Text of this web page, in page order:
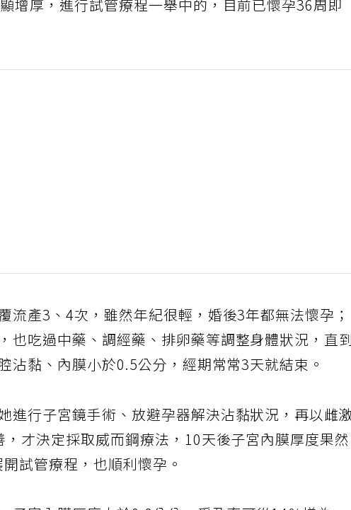
增厚，進行試管療程一舉中的，目前已懷孕36周即
流產3、4次，雖然年紀很輕，婚後3年都無法懷孕；
也吃過中藥、調經藥、排卵藥等調整身體狀況，直到
沾黏、內膜小於0.5公分，經期常常3天就結束。
進行子宮鏡手術、放避孕器解決沾黏狀況，再以雌
才決定採取威而鋼療法，10天後子宮內膜厚度果然
試管療程，也順利懷孕。